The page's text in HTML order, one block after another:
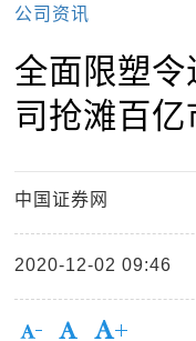
公司资讯
全面限塑
司抢滩百亿
中国证券网
2020-12-02 09:46